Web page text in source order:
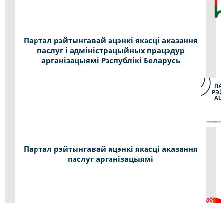
Партал рэйтынгавай ацэнкі якасці аказання
паслуг і адміністрацыйных працэдур
арганізацыямі Рэспублікі Беларусь
Партал рэйтынгавай ацэнкі якасці аказання
паслуг арганізацыямі